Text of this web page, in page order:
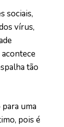
sociais,
vírus,
acontece
tão
uma
pois é